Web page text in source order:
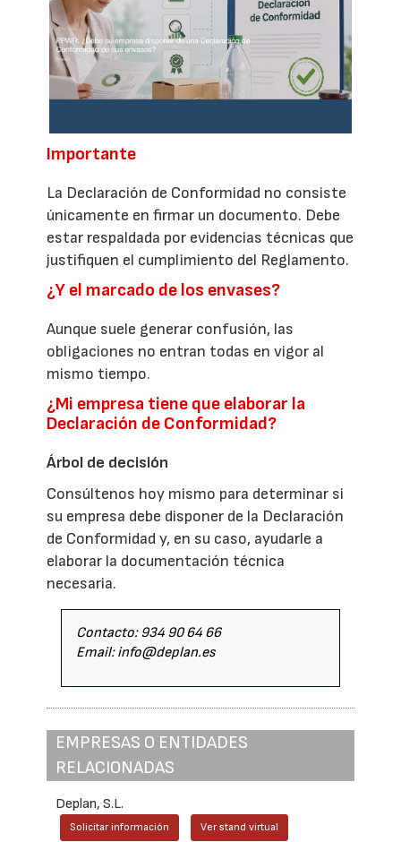
Importante
La Declaración de Conformidad no consiste
únicamente en firmar un documento. Debe
estar respaldada por evidencias técnicas que
justifiquen el cumplimiento del Reglamento.
¿Y el marcado de los envases?
Aunque suele generar confusión, las
obligaciones no entran todas en vigor al
mismo tiempo.
¿Mi empresa tiene que elaborar la
Declaración de Conformidad?
Árbol de decisión
Consúltenos hoy mismo para determinar si
su empresa debe disponer de la Declaración
de Conformidad y, en su caso, ayudarle a
elaborar la documentación técnica
necesaria.
Contacto: 934 90 64 66
Email: info@deplan.es
EMPRESAS O ENTIDADES
RELACIONADAS
Deplan, S.L.
Solicitar información Ver stand virtual